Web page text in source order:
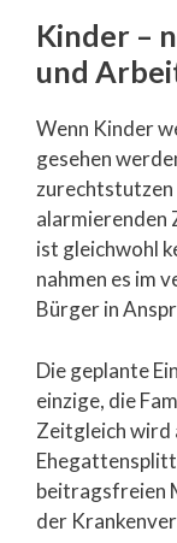
Kinder –
und
Wenn Kinder
gesehen
zurechtstutzen
alarmierenden
ist gleichwohl
nahmen es im
Bürger in
Die geplante
einzige, die
Zeitgleich wird
beitragsfreien
der